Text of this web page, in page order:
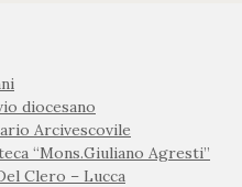
diocesano
Arcivescovile
“Mons.Giuliano Agresti”
Clero – Lucca